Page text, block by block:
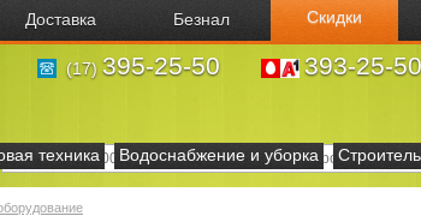
Доставка Безнал Скидки
(17) 395-25-50 393-25-50
техника Водоснабжение и уборка